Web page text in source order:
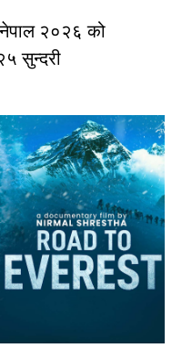
नेपाल २०२६ को
सुन्दरी